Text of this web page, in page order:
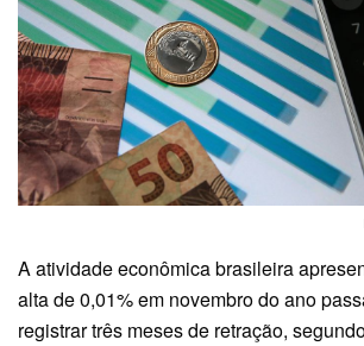
A atividade econômica brasileira
alta de 0,01% em novembro do ano
registrar três meses de retração,